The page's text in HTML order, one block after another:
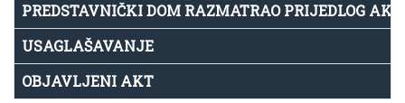
PREDSTAVNIČKI DOM RAZMATRAO PRIJEDLOG
USAGLAŠAVANJE
OBJAVLJENI AKT